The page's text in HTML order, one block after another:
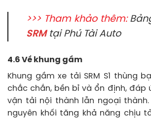
>>> Tham khảo thêm:
SRMtại Phú Tài Auto
4.6 Về khung gầm
Khung gầm xe tải SRM S1 thùng
chắc chắn, bền bỉ và ổn định, đáp
vận tải nội thành lẫn ngoại thành.
nguyên khối tăng khả năng chịu